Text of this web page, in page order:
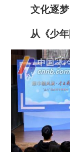
文化逐梦
从《少年